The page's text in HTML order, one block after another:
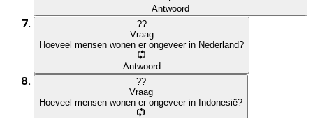
Antwoord
??
Vraag
Hoeveel mensen wonen er ongeveer in Nederland?
Antwoord
??
Vraag
Hoeveel mensen wonen er ongeveer in Indonesië?